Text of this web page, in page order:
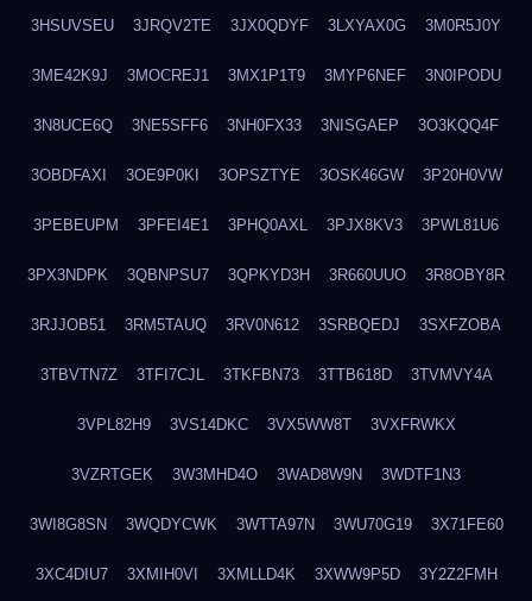
3HSUVSEU 3JRQV2TE 3JX0QDYF 3LXYAX0G 3M0R5J0Y
3ME42K9J 3MOCREJ1 3MX1P1T9 3MYP6NEF 3N0IPODU
3N8UCE6Q 3NE5SFF6 3NH0FX33 3NISGAEP 3O3KQQ4F
3OBDFAXI 3OE9P0KI 3OPSZTYE 3OSK46GW 3P20H0VW
3PEBEUPM 3PFEI4E1 3PHQ0AXL 3PJX8KV3 3PWL81U6
3PX3NDPK 3QBNPSU7 3QPKYD3H 3R660UUO 3R8OBY8R
3RJJOB51 3RM5TAUQ 3RV0N612 3SRBQEDJ 3SXFZOBA
3TBVTN7Z 3TFI7CJL 3TKFBN73 3TTB618D 3TVMVY4A
3VPL82H9 3VS14DKC 3VX5WW8T 3VXFRWKX
3VZRTGEK 3W3MHD4O 3WAD8W9N 3WDTF1N3
3WI8G8SN 3WQDYCWK 3WTTA97N 3WU70G19 3X71FE60
3XC4DIU7 3XMIH0VI 3XMLLD4K 3XWW9P5D 3Y2Z2FMH